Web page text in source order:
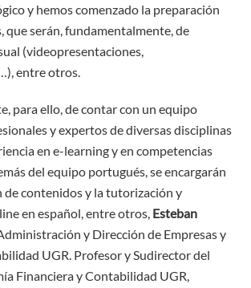
y hemos comenzado la preparación
que serán, fundamentalmente, de
(videopresentaciones,
entre otros.
para ello, de contar con un equipo
y expertos de diversas disciplinas
en e-learning y en competencias
del equipo portugués, se encargarán
de contenidos y la tutorización y
en español, entre otros, Esteban
y Dirección de Empresas y
UGR. Profesor y Sudirector del
Financiera y Contabilidad UGR,